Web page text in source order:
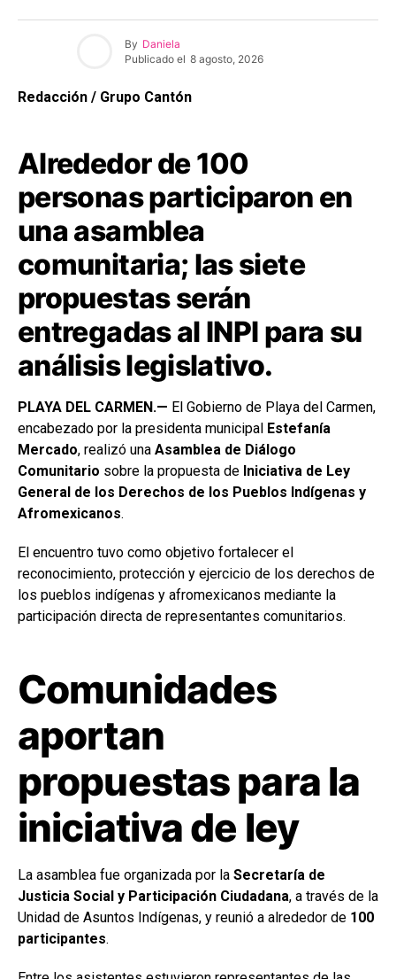
By Daniela
Publicado el 8 agosto, 2026
Redacción / Grupo Cantón
Alrededor de 100
personas participaron en
una asamblea
comunitaria; las siete
propuestas serán
entregadas al INPI para su
análisis legislativo.
PLAYA DEL CARMEN.— El Gobierno de Playa del Carmen,
encabezado por la presidenta municipal Estefanía
Mercado, realizó una Asamblea de Diálogo
Comunitario sobre la propuesta de Iniciativa de Ley
General de los Derechos de los Pueblos Indígenas y
Afromexicanos.
El encuentro tuvo como objetivo fortalecer el
reconocimiento, protección y ejercicio de los derechos de
los pueblos indígenas y afromexicanos mediante la
participación directa de representantes comunitarios.
Comunidades
aportan
propuestas para la
iniciativa de ley
La asamblea fue organizada por la Secretaría de
Justicia Social y Participación Ciudadana, a través de la
Unidad de Asuntos Indígenas, y reunió a alrededor de 100
participantes.